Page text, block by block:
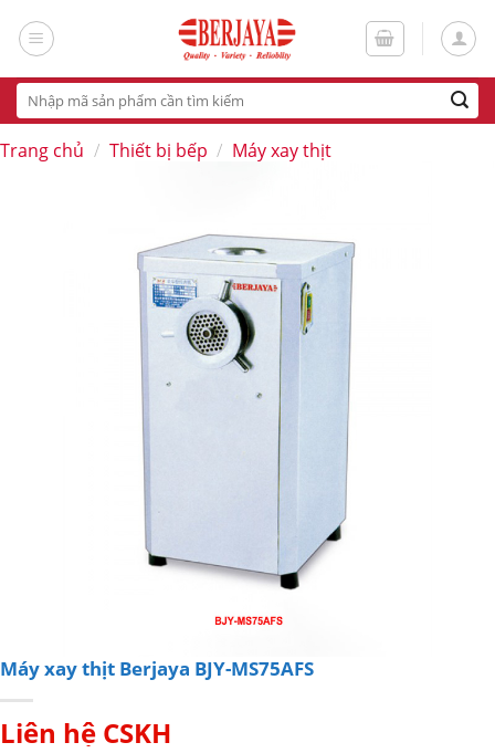
Tìm
kiếm:
Trang chủ / Thiết bị bếp / Máy xay thịt
Máy xay thịt Berjaya BJY-MS75AFS
Liên hệ CSKH